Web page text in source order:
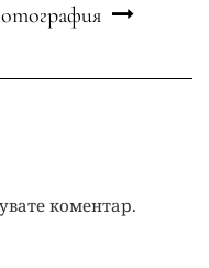
коментар.